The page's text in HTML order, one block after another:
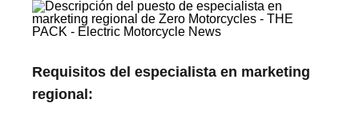
Requisitos del especialista en marketing
regional: